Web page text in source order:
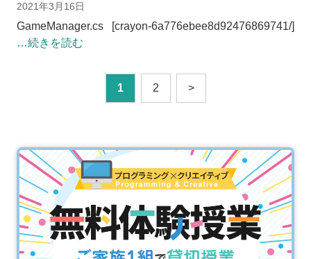
2021年3月16日
GameManager.cs [crayon-6a776ebee8d92476869741/]
…続きを読む
1 2 >